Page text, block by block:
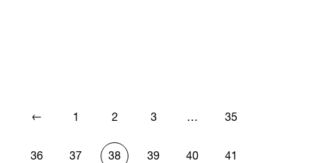
← 1 2 3 … 35
36 37 38 39 40 41